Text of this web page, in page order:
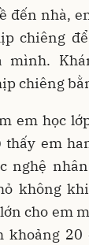
đến nhà,
chiêng
mình.
chiêng
em học
thấy em
nghệ
không
cho em
khoảng 20